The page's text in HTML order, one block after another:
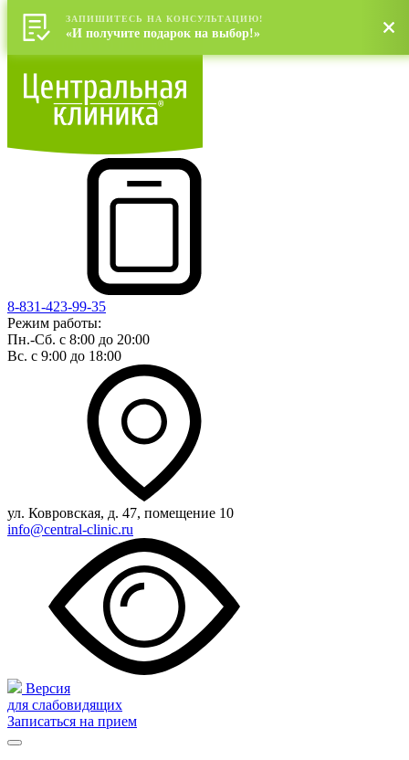
8-831-423-99-35
Режим работы:
Пн.-Сб. с 8:00 до 20:00
Вс. с 9:00 до 18:00
ул. Ковровская, д. 47, помещение 10
info@central-clinic.ru
Версия
для слабовидящих
Записаться на прием
ЗАПИШИТЕСЬ НА КОНСУЛЬТАЦИЮ!
«И получите подарок на выбор!»